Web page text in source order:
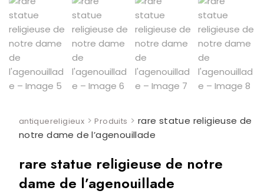
antiquereligieux >Produits > rare statue religieuse de
notre dame de l’agenouillade
rare statue religieuse de notre
dame de l’agenouillade